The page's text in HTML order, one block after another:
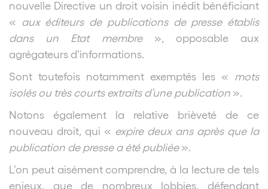
nouvelle Directive un droit voisin inédit bénéficiant
« aux éditeurs de publications de presse établis
dans un Etat membre», opposable aux
agrégateurs d’informations.
Sont toutefois notamment exemptés les « mots
isolés ou très courts extraits d’une publication ».
Notons également la relative brièveté de ce
nouveau droit, qui « expire deux ans après que la
publication de presse a été publiée».
L’on peut aisément comprendre, à la lecture de tels
enjeux, que de nombreux lobbies, défendant